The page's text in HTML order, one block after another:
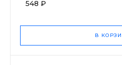
548 ₽
В